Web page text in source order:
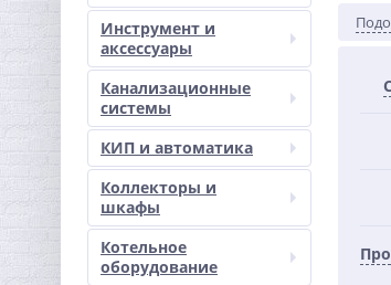
Инструмент и
аксессуары
Канализационные
системы
КИП и автоматика
Коллекторы и
шкафы
Котельное
оборудование